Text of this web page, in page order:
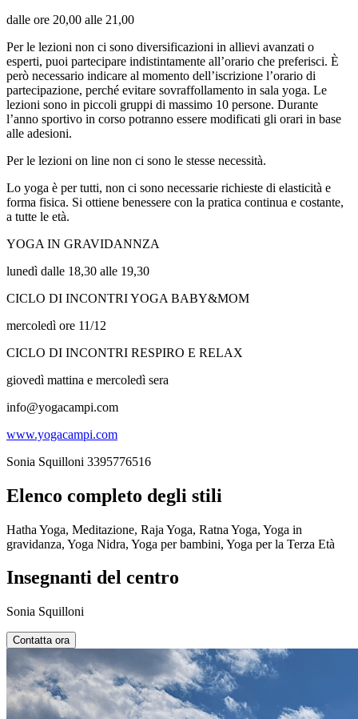
dalle ore 20,00 alle 21,00
Per le lezioni non ci sono diversificazioni in allievi avanzati o
esperti, puoi partecipare indistintamente all’orario che preferisci. È
però necessario indicare al momento dell’iscrizione l’orario di
partecipazione, perché evitare sovraffollamento in sala yoga. Le
lezioni sono in piccoli gruppi di massimo 10 persone. Durante
l’anno sportivo in corso potranno essere modificati gli orari in base
alle adesioni.
Per le lezioni on line non ci sono le stesse necessità.
Lo yoga è per tutti, non ci sono necessarie richieste di elasticità e
forma fisica. Si ottiene benessere con la pratica continua e costante,
a tutte le età.
YOGA IN GRAVIDANNZA
lunedì dalle 18,30 alle 19,30
CICLO DI INCONTRI YOGA BABY&MOM
mercoledì ore 11/12
CICLO DI INCONTRI RESPIRO E RELAX
giovedì mattina e mercoledì sera
info@yogacampi.com
www.yogacampi.com
Sonia Squilloni 3395776516
Elenco completo degli stili
Hatha Yoga, Meditazione, Raja Yoga, Ratna Yoga, Yoga in
gravidanza, Yoga Nidra, Yoga per bambini, Yoga per la Terza Età
Insegnanti del centro
Sonia Squilloni
Contatta ora